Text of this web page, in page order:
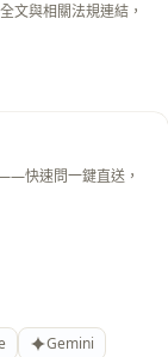
文與相關法規連結，
快速問一鍵直送，
Gemini